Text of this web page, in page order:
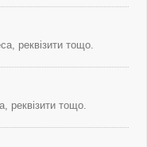
реквізити тощо.
реквізити тощо.